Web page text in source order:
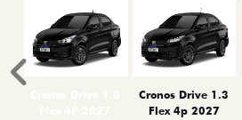
Cronos Drive 1.3
Flex 4p 2027
Anterior